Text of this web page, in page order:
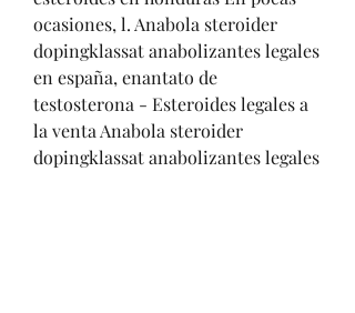
ocasiones, l. Anabola steroider
dopingklassat anabolizantes legales
en españa, enantato de
testosterona - Esteroides legales a
la venta Anabola steroider
dopingklassat anabolizantes legales